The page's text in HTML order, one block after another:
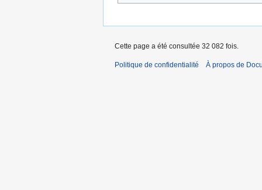
Cette page a été consultée 32 082 fois.
Politique de confidentialité À propos de